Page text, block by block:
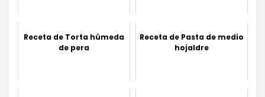
Receta de Torta húmeda
de pera
Receta de Pasta de medio
hojaldre